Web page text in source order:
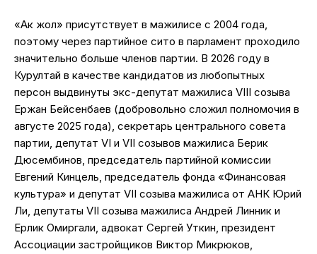
«Ак жол» присутствует в мажилисе с 2004 года,
поэтому через партийное сито в парламент проходило
значительно больше членов партии. В 2026 году в
Курултай в качестве кандидатов из любопытных
персон выдвинуты экс-депутат мажилиса VIII созыва
Ержан Бейсенбаев (добровольно сложил полномочия в
августе 2025 года), секретарь центрального совета
партии, депутат VI и VII созывов мажилиса Берик
Дюсембинов, председатель партийной комиссии
Евгений Кинцель, председатель фонда «Финансовая
культура» и депутат VII созыва мажилиса от АНК Юрий
Ли, депутаты VII созыва мажилиса Андрей Линник и
Ерлик Омиргали, адвокат Сергей Уткин, президент
Ассоциации застройщиков Виктор Микрюков,